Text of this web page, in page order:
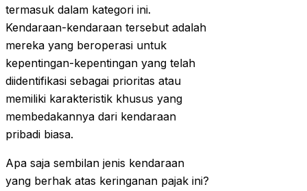
termasuk dalam kategori ini.
Kendaraan-kendaraan tersebut adalah
mereka yang beroperasi untuk
kepentingan-kepentingan yang telah
diidentifikasi sebagai prioritas atau
memiliki karakteristik khusus yang
membedakannya dari kendaraan
pribadi biasa.
Apa saja sembilan jenis kendaraan
yang berhak atas keringanan pajak ini?